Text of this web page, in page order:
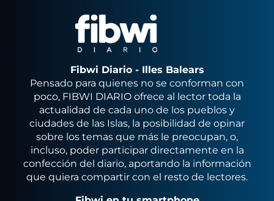
Fibwi Diario - Illes Balears
Pensado para quienes no se conforman con
poco, FIBWI DIARIO ofrece al lector toda la
actualidad de cada uno de los pueblos y
ciudades de las Islas, la posibilidad de opinar
sobre los temas que más le preocupan, o,
incluso, poder participar directamente en la
confección del diario, aportando la información
que quiera compartir con el resto de lectores.